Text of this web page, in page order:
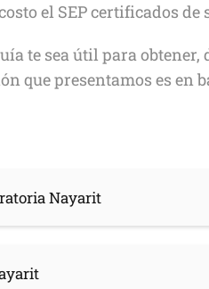
el SEP certificados de
te sea útil para
que presentamos es en
Nayarit